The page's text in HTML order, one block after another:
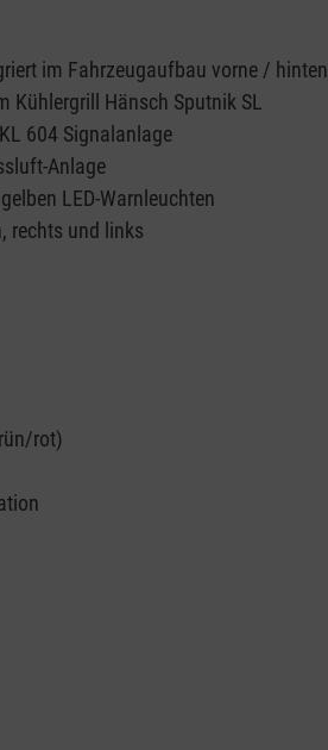
im Fahrzeugaufbau vorne / hinten
Kühlergrill Hänsch Sputnik SL
604 Signalanlage
Anlage
LED-Warnleuchten
rechts und links
rot)